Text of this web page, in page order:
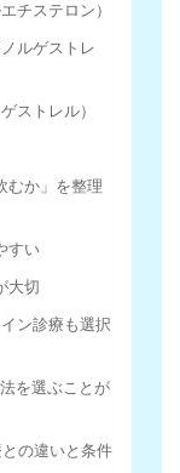
チステロン）
ルゲストレ
ストレル）
むか」を整理
すい
大切
ン診療も選択
を選ぶことが
の違いと条件